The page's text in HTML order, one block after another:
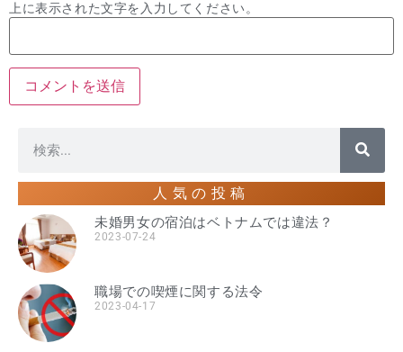
上に表示された文字を入力してください。
人気の投稿
未婚男女の宿泊はベトナムでは違法？
2023-07-24
職場での喫煙に関する法令
2023-04-17